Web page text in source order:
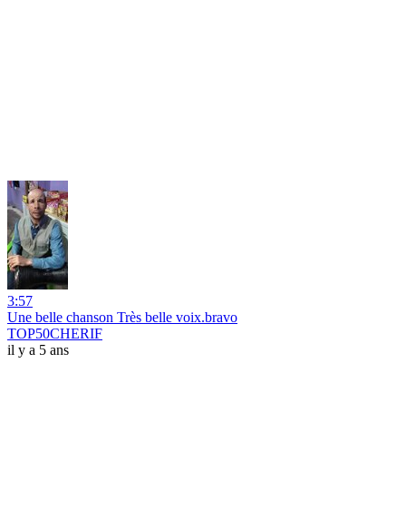
3:57
Une belle chanson Très belle voix.bravo
TOP50CHERIF
il y a 5 ans